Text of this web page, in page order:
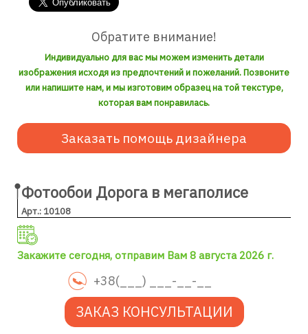
Обратите внимание!
Индивидуально для вас мы можем изменить детали
изображения исходя из предпочтений и пожеланий. Позвоните
или напишите нам, и мы изготовим образец на той текстуре,
которая вам понравилась.
Заказать помощь дизайнера
Фотообои Дорога в мегаполисе
Арт.: 10108
Закажите сегодня, отправим Вам 8 августа 2026 г.
ЗАКАЗ КОНСУЛЬТАЦИИ